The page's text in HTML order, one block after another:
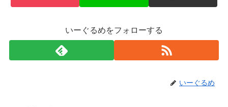
いーぐるめをフォローする
いーぐるめ